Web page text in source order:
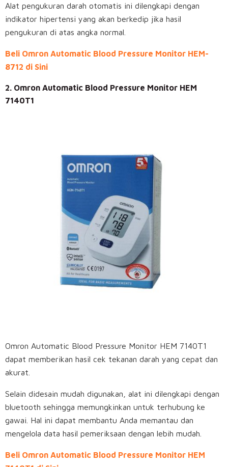
Alat pengukuran darah otomatis ini dilengkapi dengan
indikator hipertensi yang akan berkedip jika hasil
pengukuran di atas angka normal.
Beli Omron Automatic Blood Pressure Monitor HEM-
8712 di Sini
2. Omron Automatic Blood Pressure Monitor HEM
7140T1
Omron Automatic Blood Pressure Monitor HEM 7140T1
dapat memberikan hasil cek tekanan darah yang cepat dan
akurat.
Selain didesain mudah digunakan, alat ini dilengkapi dengan
bluetooth sehingga memungkinkan untuk terhubung ke
gawai. Hal ini dapat membantu Anda memantau dan
mengelola data hasil pemeriksaan dengan lebih mudah.
Beli Omron Automatic Blood Pressure Monitor HEM